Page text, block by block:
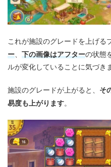
これが施設のグレードを上げる
ー、 下の画像はアフターの状態
ルが変化していることに気づき
施設のグレードが上がると、 そ
易度も上がります。